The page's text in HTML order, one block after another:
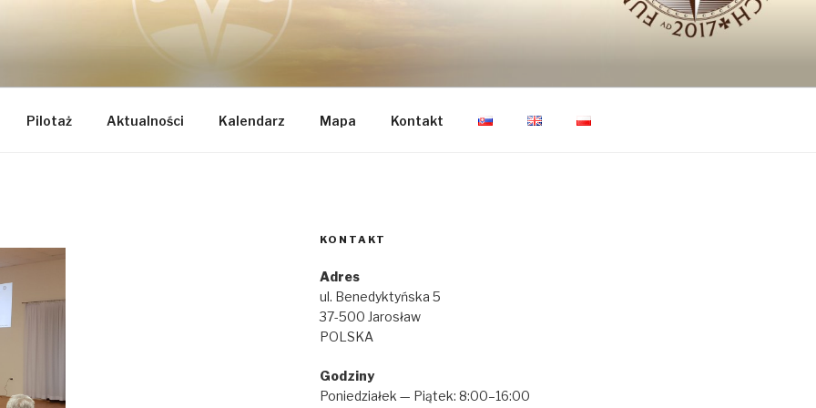
ODNOWY CZŁOWIEKA
Pilotaż Aktualności Kalendarz Mapa Kontakt
KONTAKT
Adres
ul. Benedyktyńska 5
37-500 Jarosław
POLSKA
Godziny
Poniedziałek — Piątek: 8:00–16:00